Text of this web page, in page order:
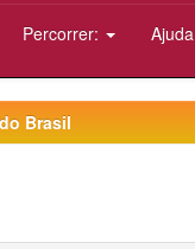
Percorrer: Ajuda
Brasil